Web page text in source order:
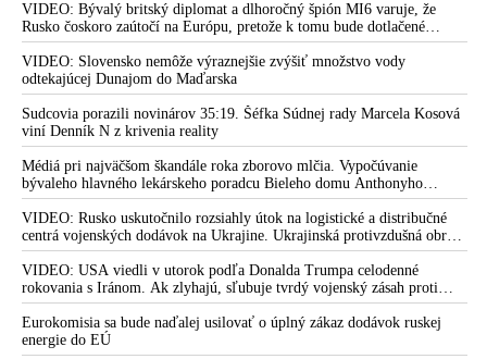
VIDEO: Bývalý britský diplomat a dlhoročný špión MI6 varuje, že
Rusko čoskoro zaútočí na Európu, pretože k tomu bude dotlačené
rovnako, ako bolo dotlačené k invázii na Ukrajinu v roku 2022.
Zelenskyj medzitým v Kyjeve naliehal na zhromaždených diplomatov,
aby vo svete zháňali energie pre Ukrajinu na zimu. Putin vraj bude
mobilizovať a vojna sa do zimy pravdepodobne neskončí
VIDEO: Slovensko nemôže výraznejšie zvýšiť množstvo vody
odtekajúcej Dunajom do Maďarska
Sudcovia porazili novinárov 35:19. Šéfka Súdnej rady Marcela Kosová
viní Denník N z krivenia reality
Médiá pri najväčšom škandále roka zborovo mlčia. Vypočúvanie
bývaleho hlavného lekárskeho poradcu Bieleho domu Anthonyho
Fauciho pred výborom amerického Senátu väčšina médií ignorovala
VIDEO: Rusko uskutočnilo rozsiahly útok na logistické a distribučné
centrá vojenských dodávok na Ukrajine. Ukrajinská protivzdušná obrana
nedokázala počas ničivého nočného útoku na Kyjev a jeho okolie
zachytiť ani jednu ruskú raketu
VIDEO: USA viedli v utorok podľa Donalda Trumpa celodenné
rokovania s Iránom. Ak zlyhajú, sľubuje tvrdý vojenský zásah proti
Teheránu
Eurokomisia sa bude naďalej usilovať o úplný zákaz dodávok ruskej
energie do EÚ